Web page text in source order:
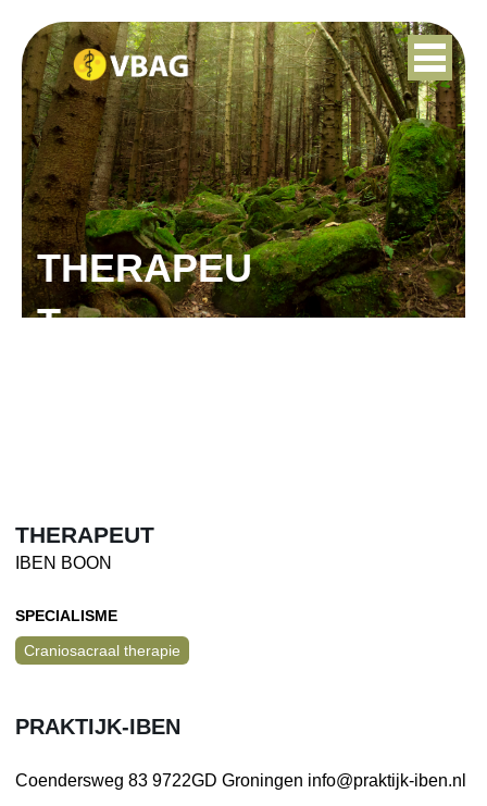
THERAPEU
T
THERAPEUT
IBEN BOON
SPECIALISME
Craniosacraal therapie
PRAKTIJK-IBEN
Coendersweg 83 9722GD Groningen info@praktijk-iben.nl